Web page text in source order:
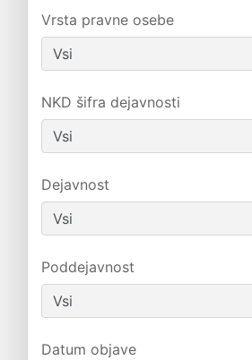
Vrsta pravne osebe
NKD šifra dejavnosti
Dejavnost
Poddejavnost
Datum objave